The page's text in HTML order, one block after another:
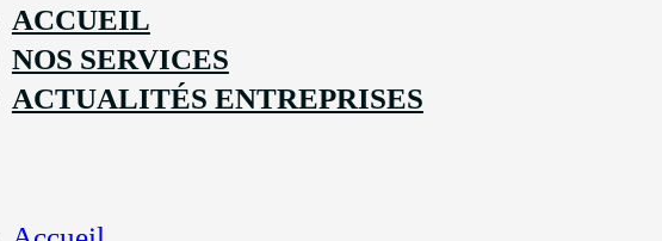
ACCUEIL
NOS SERVICES
ACTUALITÉS ENTREPRISES